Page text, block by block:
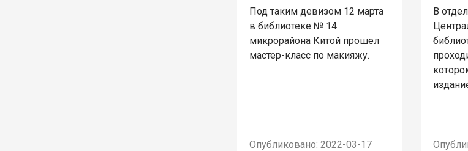
Под таким девизом 12 марта
в библиотеке № 14
микрорайона Китой прошел
мастер-класс по макияжу.
Опубликовано: 2022-03-17
В